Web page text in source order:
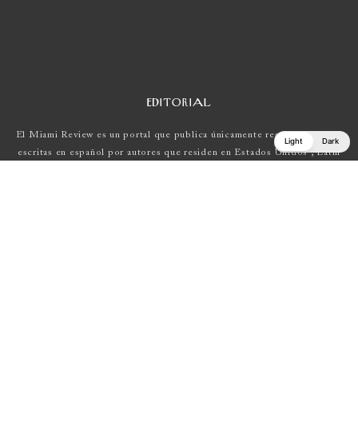
EDITORIAL
El Miami Review es un portal que publica únicamente reseñas de obras
escritas en español por autores que residen en Estados Unidos , Latin
Light Dark